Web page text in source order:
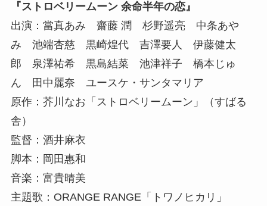
『ストロベリームーン 余命半年の恋』
出演：當真あみ 齋藤 潤 杉野遥亮 中条あや
み 池端杏慈 黒崎煌代 吉澤要人 伊藤健太
郎 泉澤祐希 黒島結菜 池津祥子 橋本じゅ
ん 田中麗奈 ユースケ・サンタマリア
原作：芥川なお「ストロベリームーン」（すばる
舎）
監督：酒井麻衣
脚本：岡田惠和
音楽：富貴晴美
主題歌：ORANGE RANGE「トワノヒカリ」